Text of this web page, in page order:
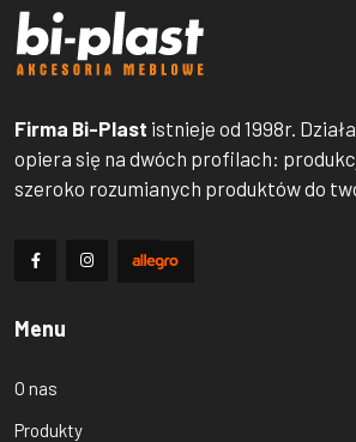
Firma Bi-Plast istnieje od 1998r.
opiera się na dwóch profilach:
szeroko rozumianych produktów do
Menu
O nas
Produkty